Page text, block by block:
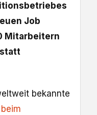
Job
Mitarbeitern
bekannte
beim